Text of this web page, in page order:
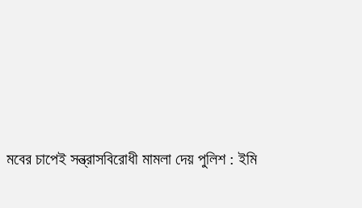
মবের চাপেই সন্ত্রাসবিরোধী মামলা দেয় পুলিশ : ইমি